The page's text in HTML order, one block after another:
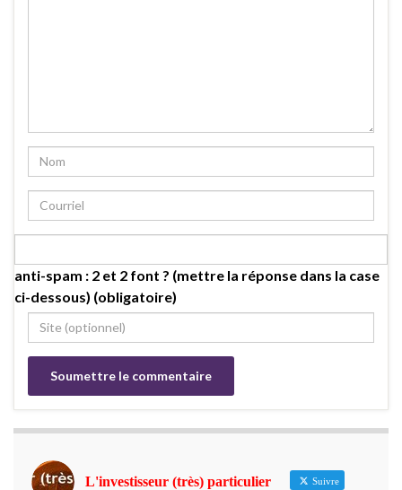
anti-spam : 2 et 2 font ? (mettre la réponse dans la case
ci-dessous) (obligatoire)
L'investisseur (très) particulier Suivre